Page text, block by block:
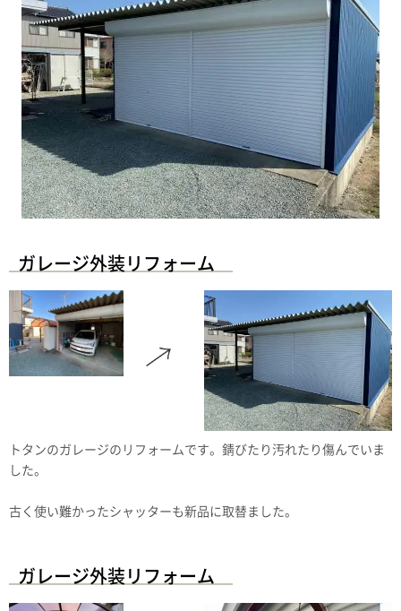
ガレージ外装リフォーム
トタンのガレージのリフォームです。錆びたり汚れたり傷んでいま
した。
古く使い難かったシャッターも新品に取替ました。
ガレージ外装リフォーム